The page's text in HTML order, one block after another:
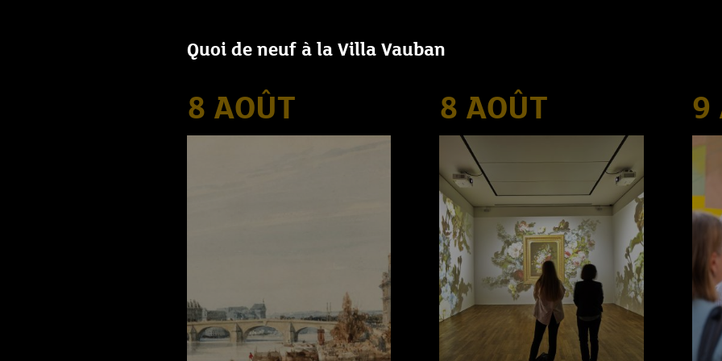
Quoi de neuf à la Villa Vauban
8 AOÛT 8 AOÛT 9